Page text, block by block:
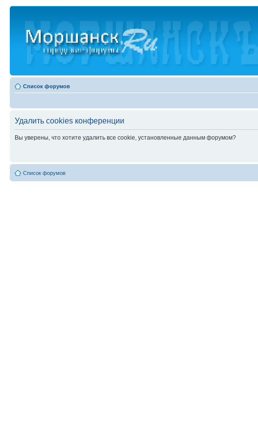
Список форумов
Удалить cookies конференции
Вы уверены, что хотите удалить все cookie, установленные данным форумом?
Список форумов